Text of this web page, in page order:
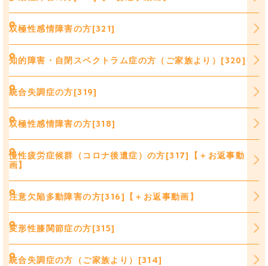
双極性感情障害の方[321]
知的障害・自閉スペクトラム症の方（ご家族より）[320]
統合失調症の方[319]
双極性感情障害の方[318]
慢性疲労症候群（コロナ後遺症）の方[317]【＋お返事動
画】
注意欠陥多動障害の方[316]【＋お返事動画】
変形性膝関節症の方[315]
統合失調症の方（ご家族より）[314]